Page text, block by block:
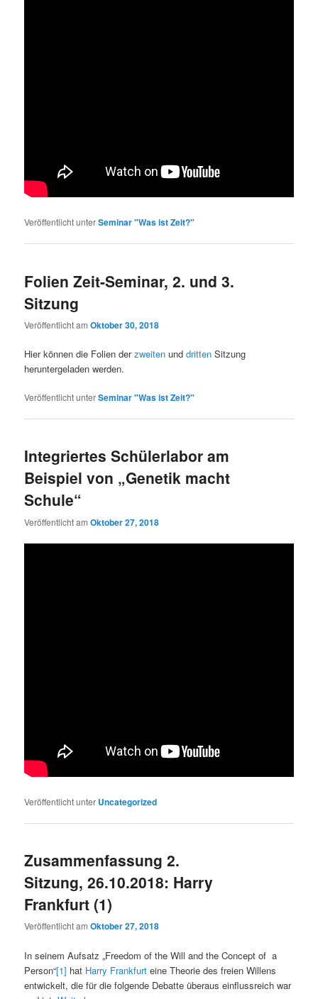
Veröffentlicht unterSeminar "Was ist Zeit?"
Folien Zeit-Seminar, 2. und 3.
Sitzung
Veröffentlicht amOktober 30, 2018
Hier können die Folien derzweiten unddritten Sitzung
heruntergeladen werden.
Veröffentlicht unterSeminar "Was ist Zeit?"
Integriertes Schülerlabor am
Beispiel von „Genetik macht
Schule“
Veröffentlicht amOktober 27, 2018
Veröffentlicht unter Uncategorized
Zusammenfassung 2.
Sitzung, 26.10.2018: Harry
Frankfurt (1)
Veröffentlicht amOktober 27, 2018
In seinem Aufsatz „Freedom of the Will and the Concept of a
Person“[1] hat Harry Frankfurt eine Theorie des freien Willens
entwickelt, die für die folgende Debatte überaus einflussreich war